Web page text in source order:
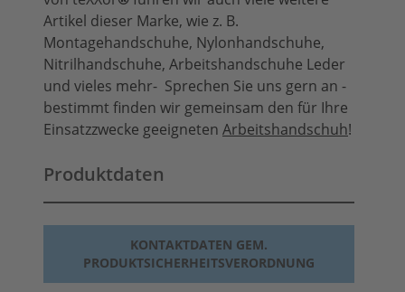
Artikel dieser Marke, wie z. B.
Montagehandschuhe, Nylonhandschuhe,
Nitrilhandschuhe, Arbeitshandschuhe Leder
und vieles mehr- Sprechen Sie uns gern an -
bestimmt finden wir gemeinsam den für Ihre
Einsatzzwecke geeigneten Arbeitshandschuh!
Produktdaten
KONTAKTDATEN GEM.
PRODUKTSICHERHEITSVERORDNUNG